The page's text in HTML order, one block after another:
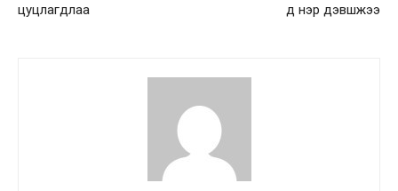
цуцлагдлаа
д нэр дэвшжээ